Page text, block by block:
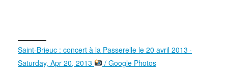
Saint-Brieuc : concert à la Passerelle le 20 avril 2013 ·
Saturday, Apr 20, 2013
/ Google Photos